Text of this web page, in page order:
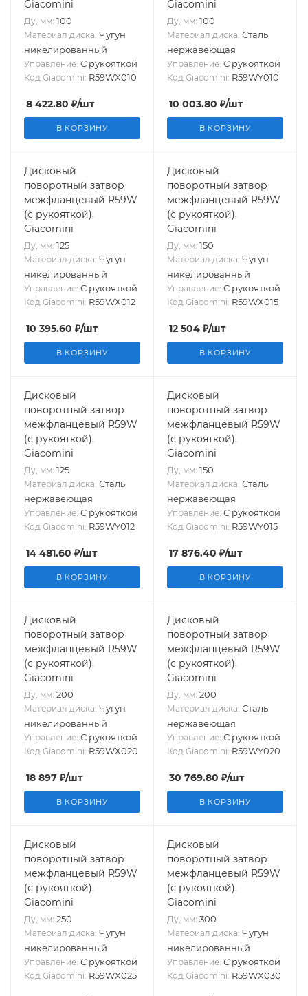
Giacomini
Ду, мм: 100
Материал диска: Чугун
никелированный
Управление: С рукояткой
Код Giacomini: R59WX010
8 422.80 ₽/шт
В КОРЗИНУ
Giacomini
Ду, мм: 100
Материал диска: Сталь
нержавеющая
Управление: С рукояткой
Код Giacomini: R59WY010
10 003.80 ₽/шт
В КОРЗИНУ
Дисковый
поворотный затвор
межфланцевый R59W
(с рукояткой),
Giacomini
Ду, мм: 125
Материал диска: Чугун
никелированный
Управление: С рукояткой
Код Giacomini: R59WX012
10 395.60 ₽/шт
В КОРЗИНУ
Дисковый
поворотный затвор
межфланцевый R59W
(с рукояткой),
Giacomini
Ду, мм: 150
Материал диска: Чугун
никелированный
Управление: С рукояткой
Код Giacomini: R59WX015
12 504 ₽/шт
В КОРЗИНУ
Дисковый
поворотный затвор
межфланцевый R59W
(с рукояткой),
Giacomini
Ду, мм: 125
Материал диска: Сталь
нержавеющая
Управление: С рукояткой
Код Giacomini: R59WY012
14 481.60 ₽/шт
В КОРЗИНУ
Дисковый
поворотный затвор
межфланцевый R59W
(с рукояткой),
Giacomini
Ду, мм: 150
Материал диска: Сталь
нержавеющая
Управление: С рукояткой
Код Giacomini: R59WY015
17 876.40 ₽/шт
В КОРЗИНУ
Дисковый
поворотный затвор
межфланцевый R59W
(с рукояткой),
Giacomini
Ду, мм: 200
Материал диска: Чугун
никелированный
Управление: С рукояткой
Код Giacomini: R59WX020
18 897 ₽/шт
В КОРЗИНУ
Дисковый
поворотный затвор
межфланцевый R59W
(с рукояткой),
Giacomini
Ду, мм: 200
Материал диска: Сталь
нержавеющая
Управление: С рукояткой
Код Giacomini: R59WY020
30 769.80 ₽/шт
В КОРЗИНУ
Дисковый
поворотный затвор
межфланцевый R59W
(с рукояткой),
Giacomini
Ду, мм: 250
Материал диска: Чугун
никелированный
Управление: С рукояткой
Код Giacomini: R59WX025
Дисковый
поворотный затвор
межфланцевый R59W
(с рукояткой),
Giacomini
Ду, мм: 300
Материал диска: Чугун
никелированный
Управление: С рукояткой
Код Giacomini: R59WX030